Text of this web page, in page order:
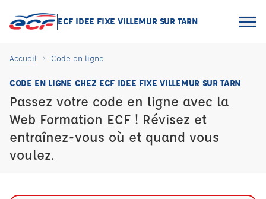
ECF IDEE FIXE VILLEMUR SUR TARN
Accueil Code en ligne
CODE EN LIGNE CHEZ ECF IDEE FIXE VILLEMUR SUR TARN
Passez votre code en ligne avec la
Web Formation ECF ! Révisez et
entraînez-vous où et quand vous
voulez.